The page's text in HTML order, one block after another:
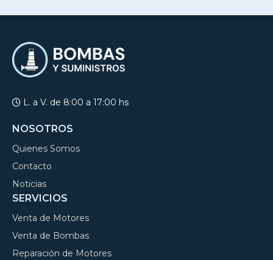
L. a V. de 8:00 a 17:00 hs
NOSOTROS
Quienes Somos
Contacto
Noticias
SERVICIOS
Venta de Motores
Venta de Bombas
Reparación de Motores